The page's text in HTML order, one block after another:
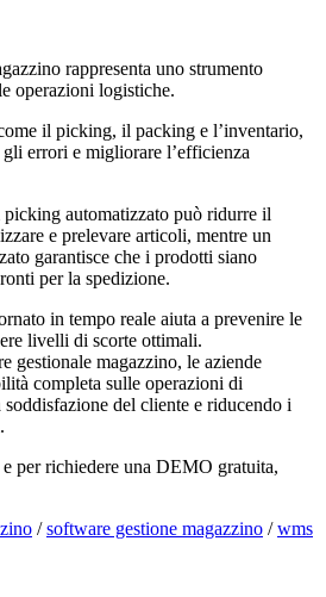
rappresenta uno strumento
operazioni logistiche.
il picking, il packing e l’inventario,
errori e migliorare l’efficienza
automatizzato può ridurre il
e prelevare articoli, mentre un
garantisce che i prodotti siano
per la spedizione.
in tempo reale aiuta a prevenire le
livelli di scorte ottimali.
gestionale magazzino, le aziende
completa sulle operazioni di
del cliente e riducendo i
per richiedere una DEMO gratuita,
/software gestione magazzino /wms